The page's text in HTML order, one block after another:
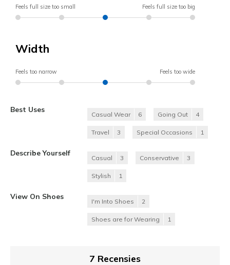
Feels full size too small Feels full size too big
Width
Feels too narrow Feels too wide
Best Uses
Casual Wear 6 Going Out 4
Travel 3 Special Occasions 1
Describe Yourself
Casual 3 Conservative 3
Stylish 1
View On Shoes
I'm Into Shoes 2
Shoes are for Wearing 1
7 Recensies